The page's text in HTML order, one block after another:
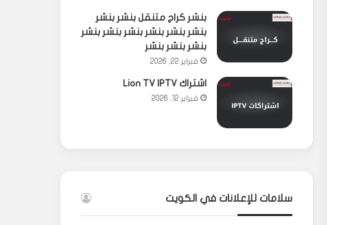
بنشر كراج متنقل بنشر بنشر
بنشر بنشر بنشر بنشر بنشر بنشر
بنشر بنشر بنشر
فبراير 22, 2026
اشتراك Lion TV IPTV
فبراير 12, 2026
سلامات للإعلانات في الكويت